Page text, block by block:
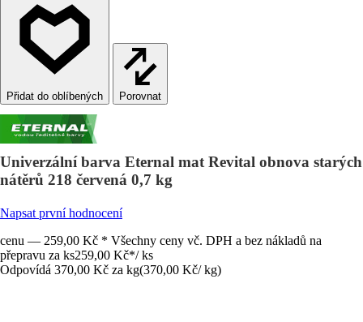
Porovnat
Univerzální barva Eternal mat Revital obnova starých
nátěrů 218 červená 0,7 kg
Napsat první hodnocení
cenu — 259,00 Kč * Všechny ceny vč. DPH a bez nákladů na
přepravu za ks259,00 Kč*/ ks
Odpovídá 370,00 Kč za kg(370,00 Kč/ kg)